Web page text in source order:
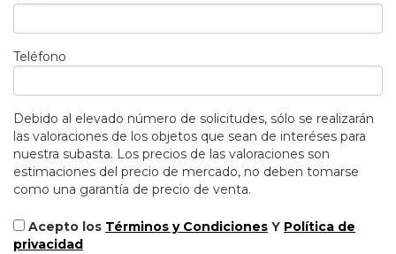
Teléfono
Debido al elevado número de solicitudes, sólo se realizarán
las valoraciones de los objetos que sean de interéses para
nuestra subasta. Los precios de las valoraciones son
estimaciones del precio de mercado, no deben tomarse
como una garantía de precio de venta.
Acepto los Términos y Condiciones Y Política de
privacidad